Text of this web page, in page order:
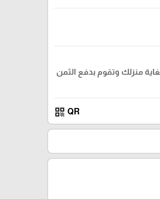
منزلك وتقوم بدفع الثمن
QR
qr_code